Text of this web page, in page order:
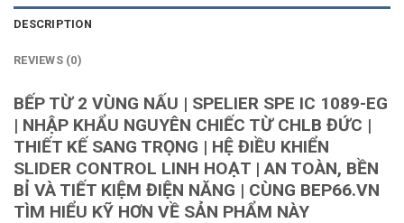
DESCRIPTION
REVIEWS (0)
BẾP TỪ 2 VÙNG NẤU | SPELIER SPE IC 1089-EG
| NHẬP KHẨU NGUYÊN CHIẾC TỪ CHLB ĐỨC |
THIẾT KẾ SANG TRỌNG | HỆ ĐIỀU KHIỂN
SLIDER CONTROL LINH HOẠT | AN TOÀN, BỀN
BỈ VÀ TIẾT KIỆM ĐIỆN NĂNG | CÙNG BEP66.VN
TÌM HIỂU KỸ HƠN VỀ SẢN PHẨM NÀY